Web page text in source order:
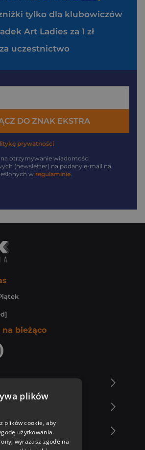
tylko dla klubowiczów
Art Ladies za 1 zł
uczestnictwo
DO ZNAK EKSTRA
prywatności
na otrzymywanie wiadomości
(newsletter) na podany e-mail na
w regulaminie.
bieżąco
plików
plików cookie, aby
użytkowania.
wyrażasz zgodę na